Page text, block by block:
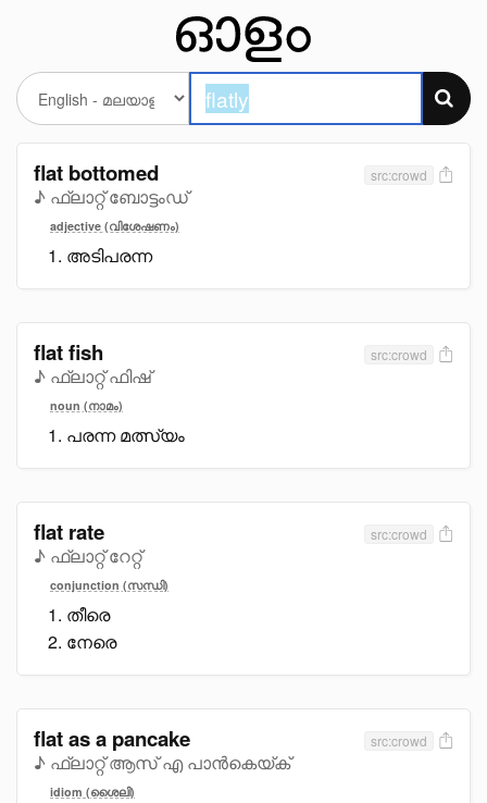
flat bottomed
♪ ഫ്ലാറ്റ് ബോട്ടംഡ്
src:crowd
adjective (വിശേഷണം)
അടിപരന്ന
flat fish
♪ ഫ്ലാറ്റ് ഫിഷ്
src:crowd
noun (നാമം)
പരന്ന മത്സ്യം
flat rate
♪ ഫ്ലാറ്റ് റേറ്റ്
src:crowd
conjunction (സന്ധി)
തീരെ
നേരെ
flat as a pancake
♪ ഫ്ലാറ്റ് ആസ് എ പാൻകെയ്ക്
src:crowd
idiom (ശൈലി)